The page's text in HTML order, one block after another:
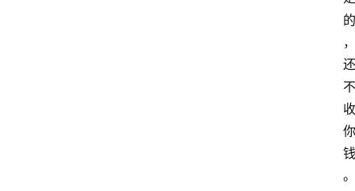
的
，
还
不
收
你
钱
。